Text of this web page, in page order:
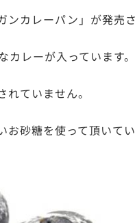
カレーパン」が発売さ
レーが入っています。
ていません。
砂糖を使って頂いてい